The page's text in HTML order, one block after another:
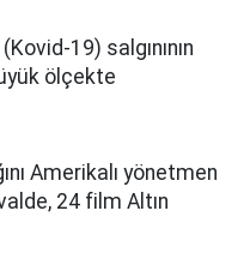
19) salgınının
ölçekte
Amerikalı yönetmen
24 film Altın